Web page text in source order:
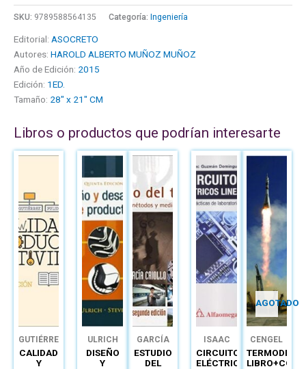
SKU: 9789588564135 Categoría: Ingeniería
Editorial: ASOCRETO
Autores: HAROLD ALBERTO MUÑOZ MUÑOZ
Año de Edición: 2015
Edición: 1ED.
Tamaño: 28" x 21" CM
Libros o productos que podrían interesarte
GUTIÉRREZ
CALIDAD
Y
ULRICH
DISEÑO
Y
GARCÍA
ESTUDIO
DEL
ISAAC
GUZMÁN
DOMÍNGUEZ
CIRCUITOS
ELÉCTRICOS
AGOTADO
CENGEL